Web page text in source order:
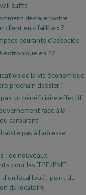
suffit
déclarer votre
client en « faillite » ?
courants d'associés
en 12
de la vie économique
prochain dossier !
un bénéficiaire effectif
face à la
carburant
pas à l'adresse
: de nouveaux
pour les TPE/PME
local loué : point de
du locataire